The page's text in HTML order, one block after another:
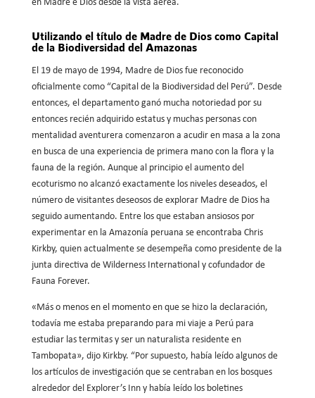
en Madre e Dios desde la vista aérea.
Utilizando el título de Madre de Dios como Capital
de la Biodiversidad del Amazonas
El 19 de mayo de 1994, Madre de Dios fue reconocido
oficialmente como “Capital de la Biodiversidad del Perú”. Desde
entonces, el departamento ganó mucha notoriedad por su
entonces recién adquirido estatus y muchas personas con
mentalidad aventurera comenzaron a acudir en masa a la zona
en busca de una experiencia de primera mano con la flora y la
fauna de la región. Aunque al principio el aumento del
ecoturismo no alcanzó exactamente los niveles deseados, el
número de visitantes deseosos de explorar Madre de Dios ha
seguido aumentando. Entre los que estaban ansiosos por
experimentar en la Amazonía peruana se encontraba Chris
Kirkby, quien actualmente se desempeña como presidente de la
junta directiva de Wilderness International y cofundador de
Fauna Forever.
«Más o menos en el momento en que se hizo la declaración,
todavía me estaba preparando para mi viaje a Perú para
estudiar las termitas y ser un naturalista residente en
Tambopata», dijo Kirkby. “Por supuesto, había leído algunos de
los artículos de investigación que se centraban en los bosques
alrededor del Explorer’s Inn y había leído los boletines